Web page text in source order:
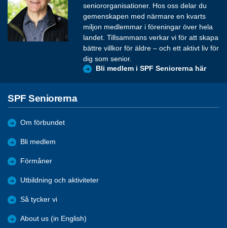
seniororganisationer. Hos oss delar du
gemenskapen med närmare en kvarts
miljon medlemmar i föreningar över hela
landet. Tillsammans verkar vi för att skapa
bättre villkor för äldre – och ett aktivt liv för
dig som senior.
Bli medlem i SPF Seniorerna här
SPF Seniorerna
Om förbundet
Bli medlem
Förmåner
Utbildning och aktiviteter
Så tycker vi
About us (in English)